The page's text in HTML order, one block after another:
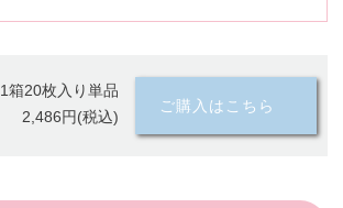
1箱20枚入り単品
2,486円(税込)
ご購入はこちら